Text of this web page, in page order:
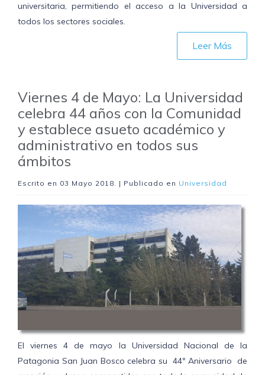
universitaria, permitiendo el acceso a la Universidad a
todos los sectores sociales.
Leer Más
Viernes 4 de Mayo: La Universidad
celebra 44 años con la Comunidad
y establece asueto académico y
administrativo en todos sus
ámbitos
Escrito en 03 Mayo 2018 . | Publicado en Universidad
El viernes 4 de mayo la Universidad Nacional de la
Patagonia San Juan Bosco celebra su 44º Aniversario de